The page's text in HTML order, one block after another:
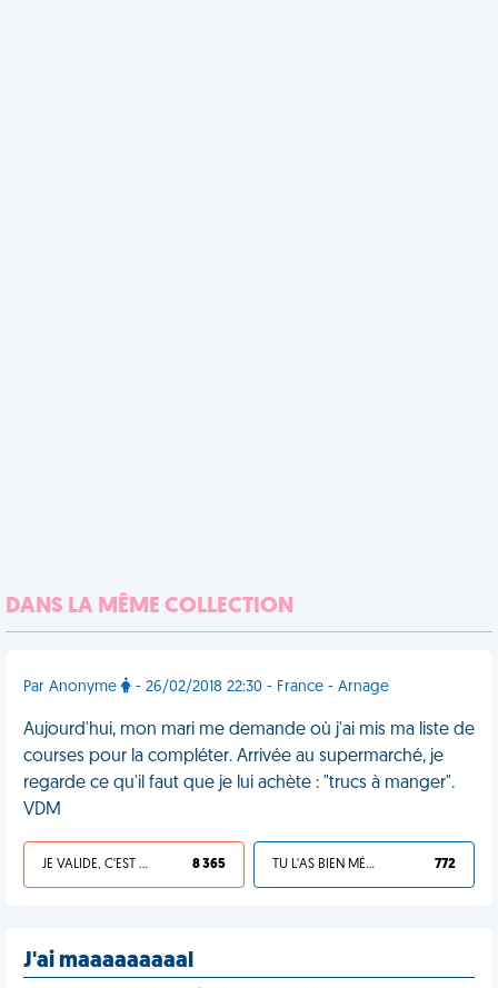
DANS LA MÊME COLLECTION
Par Anonyme - 26/02/2018 22:30 - France - Arnage
Aujourd'hui, mon mari me demande où j'ai mis ma liste de
courses pour la compléter. Arrivée au supermarché, je
regarde ce qu'il faut que je lui achète : "trucs à manger".
VDM
JE VALIDE, C'EST UNE VDM 8 365 TU L'AS BIEN MÉRITÉ 772
J'ai maaaaaaaaal